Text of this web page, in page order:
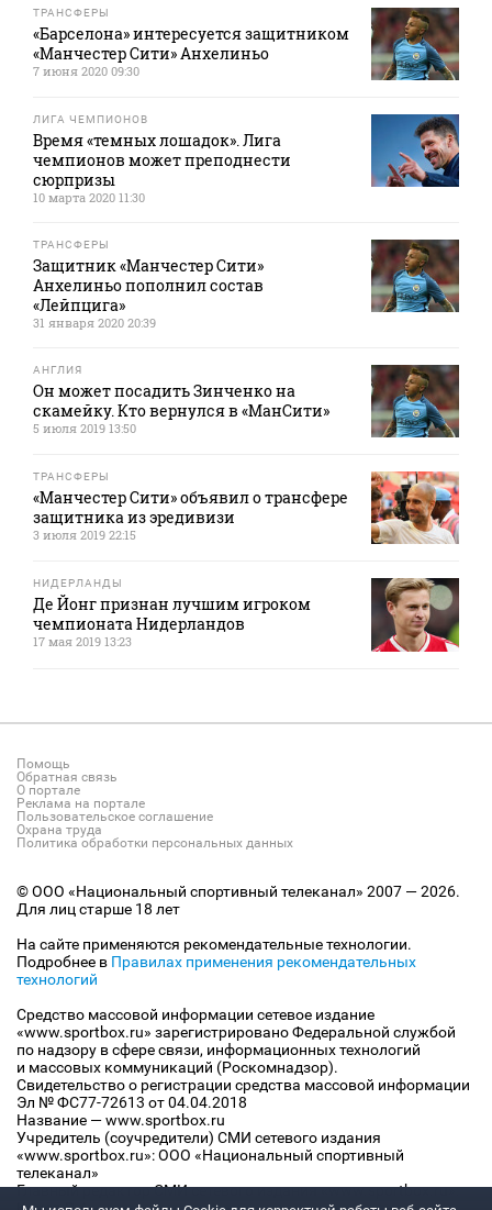
ТРАНСФЕРЫ
«Барселона» интересуется защитником
«Манчестер Сити» Анхелиньо
7 июня 2020 09:30
ЛИГА ЧЕМПИОНОВ
Время «темных лошадок». Лига
чемпионов может преподнести
сюрпризы
10 марта 2020 11:30
ТРАНСФЕРЫ
Защитник «Манчестер Сити»
Анхелиньо пополнил состав
«Лейпцига»
31 января 2020 20:39
АНГЛИЯ
Он может посадить Зинченко на
скамейку. Кто вернулся в «МанСити»
5 июля 2019 13:50
ТРАНСФЕРЫ
«Манчестер Сити» объявил о трансфере
защитника из эредивизи
3 июля 2019 22:15
НИДЕРЛАНДЫ
Де Йонг признан лучшим игроком
чемпионата Нидерландов
17 мая 2019 13:23
Помощь
Обратная связь
О портале
Реклама на портале
Пользовательское соглашение
Охрана труда
Политика обработки персональных данных
© ООО «Национальный спортивный телеканал» 2007 — 2026.
Для лиц старше 18 лет
На сайте применяются рекомендательные технологии.
Подробнее в Правилах применения рекомендательных
технологий
Средство массовой информации сетевое издание
«www.sportbox.ru» зарегистрировано Федеральной службой
по надзору в сфере связи, информационных технологий
и массовых коммуникаций (Роскомнадзор).
Свидетельство о регистрации средства массовой информации
Эл № ФС77-72613 от 04.04.2018
Название — www.sportbox.ru
Учредитель (соучредители) СМИ сетевого издания
«www.sportbox.ru»: ООО «Национальный спортивный
телеканал»
Главный редактор СМИ сетевого издания «www.sportbox.ru»: